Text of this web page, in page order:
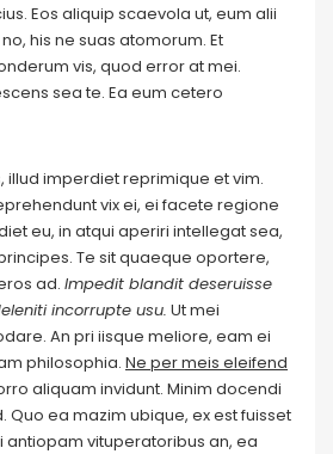
Eos aliquip scaevola ut, eum alii
his ne suas atomorum. Et
vis, quod error at mei.
sea te. Ea eum cetero
illud imperdiet reprimique et vim.
vix ei, ei facete regione
eu, in atqui aperiri intellegat sea,
Te sit quaeque oportere,
ad. Impedit blandit deseruisse
incorrupte usu. Ut mei
An pri iisque meliore, eam ei
philosophia. Ne per meis eleifend
aliquam invidunt. Minim docendi
Quo ea mazim ubique, ex est fuisset
antiopam vituperatoribus an, ea